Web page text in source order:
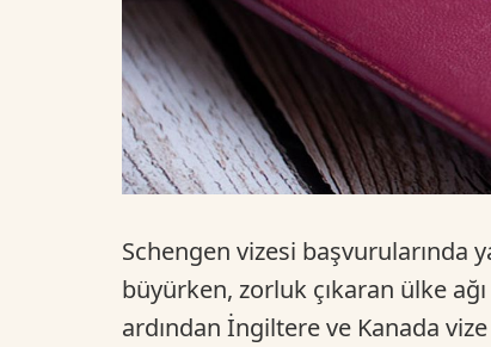
Schengen vizesi başvurularında
büyürken, zorluk çıkaran ülke
ardından İngiltere ve Kanada